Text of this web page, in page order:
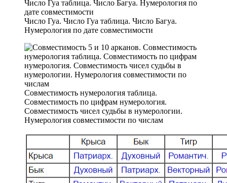
Число Гуа. Число Гуа таблица. Число Багуа.
Нумерология по дате совместимости
Совместимость нумерология таблица.
Совместимость по цифрам нумерология.
Совместимость чисел судьбы в нумерологии.
Нумерология совместимости по числам